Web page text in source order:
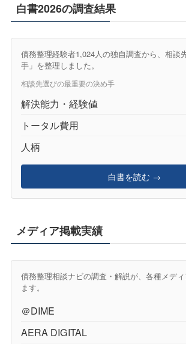
白書2026の調査結果
債務整理経験者1,024人の独自調査から、相談
手」を整理しました。
相談先選びの最重要の決め手
解決能力・経験値
トータル費用
人柄
白書を読む →
メディア掲載実績
債務整理相談ナビの調査・解説が、各種メデ
ます。
＠DIME
AERA DIGITAL